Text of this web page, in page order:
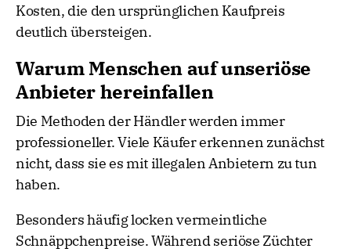
Kosten, die den ursprünglichen Kaufpreis
deutlich übersteigen.
Warum Menschen auf unseriöse
Anbieter hereinfallen
Die Methoden der Händler werden immer
professioneller. Viele Käufer erkennen zunächst
nicht, dass sie es mit illegalen Anbietern zu tun
haben.
Besonders häufig locken vermeintliche
Schnäppchenpreise. Während seriöse Züchter